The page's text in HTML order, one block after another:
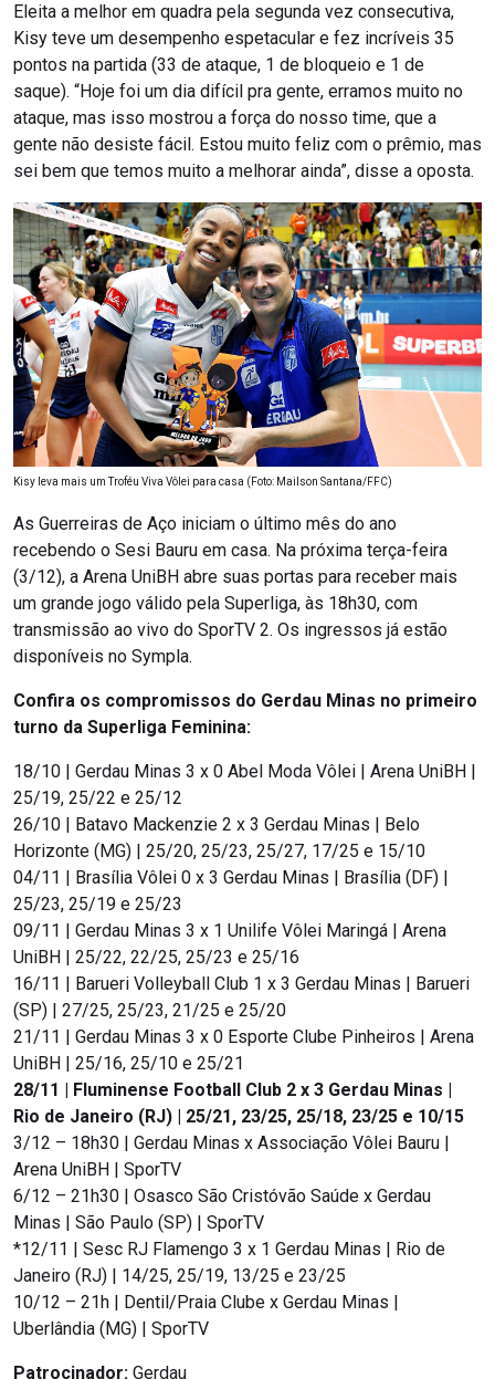
Eleita a melhor em quadra pela segunda vez consecutiva,
Kisy teve um desempenho espetacular e fez incríveis 35
pontos na partida (33 de ataque, 1 de bloqueio e 1 de
saque). “Hoje foi um dia difícil pra gente, erramos muito no
ataque, mas isso mostrou a força do nosso time, que a
gente não desiste fácil. Estou muito feliz com o prêmio, mas
sei bem que temos muito a melhorar ainda”, disse a oposta.
Kisy leva mais um Troféu Viva Vôlei para casa (Foto: Mailson Santana/FFC)
As Guerreiras de Aço iniciam o último mês do ano
recebendo o Sesi Bauru em casa. Na próxima terça-feira
(3/12), a Arena UniBH abre suas portas para receber mais
um grande jogo válido pela Superliga, às 18h30, com
transmissão ao vivo do SporTV 2. Os ingressos já estão
disponíveis no Sympla.
Confira os compromissos do Gerdau Minas no primeiro
turno da Superliga Feminina:
18/10 | Gerdau Minas 3 x 0 Abel Moda Vôlei | Arena UniBH |
25/19, 25/22 e 25/12
26/10 | Batavo Mackenzie 2 x 3 Gerdau Minas | Belo
Horizonte (MG) | 25/20, 25/23, 25/27, 17/25 e 15/10
04/11 | Brasília Vôlei 0 x 3 Gerdau Minas | Brasília (DF) |
25/23, 25/19 e 25/23
09/11 | Gerdau Minas 3 x 1 Unilife Vôlei Maringá | Arena
UniBH | 25/22, 22/25, 25/23 e 25/16
16/11 | Barueri Volleyball Club 1 x 3 Gerdau Minas | Barueri
(SP) | 27/25, 25/23, 21/25 e 25/20
21/11 | Gerdau Minas 3 x 0 Esporte Clube Pinheiros | Arena
UniBH | 25/16, 25/10 e 25/21
28/11 | Fluminense Football Club 2 x 3 Gerdau Minas |
Rio de Janeiro (RJ) | 25/21, 23/25, 25/18, 23/25 e 10/15
3/12 – 18h30 | Gerdau Minas x Associação Vôlei Bauru |
Arena UniBH | SporTV
6/12 – 21h30 | Osasco São Cristóvão Saúde x Gerdau
Minas | São Paulo (SP) | SporTV
*12/11 | Sesc RJ Flamengo 3 x 1 Gerdau Minas | Rio de
Janeiro (RJ) | 14/25, 25/19, 13/25 e 23/25
10/12 – 21h | Dentil/Praia Clube x Gerdau Minas |
Uberlândia (MG) | SporTV
Patrocinador: Gerdau